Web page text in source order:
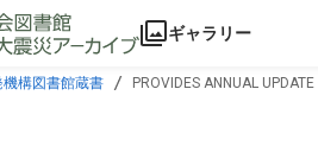
ギャラリー
構図書館蔵書 PROVIDES ANNUAL